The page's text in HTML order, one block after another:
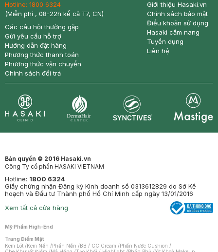
Hotline: 1800 6324
(Miễn phí , 08-22h kể cả T7, CN)
Các câu hỏi thường gặp
Gửi yêu cầu hỗ trợ
Hướng dẫn đặt hàng
Phương thức thanh toán
Phương thức vận chuyển
Chính sách đổi trả
Giới thiệu Hasaki.vn
Chính sách bảo mật
Điều khoản sử dụng
Hasaki cẩm nang
Tuyển dụng
Liên hệ
Bản quyền © 2016 Hasaki.vn
Công Ty cổ phần HASAKI VIETNAM
Hotline: 1800 6324
Giấy chứng nhận Đăng ký Kinh doanh số 0313612829 do Sở Kế
hoạch và Đầu tư Thành phố Hồ Chí Minh cấp ngày 13/01/2016
Xem tất cả cửa hàng
Mỹ Phẩm High-End
Trang Điểm Mặt
Kem Lót /Kem Nền /Phấn Nền /BB / CC Cream /Phấn Nước Cushion /